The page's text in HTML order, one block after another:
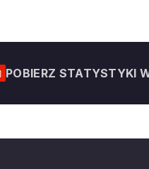
POBIERZ STATYSTYKI